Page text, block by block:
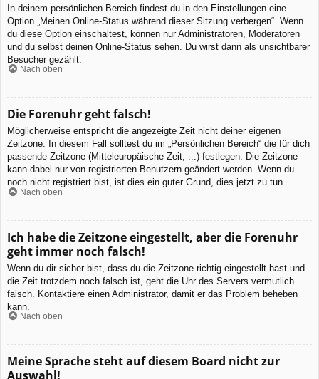
In deinem persönlichen Bereich findest du in den Einstellungen eine
Option „Meinen Online-Status während dieser Sitzung verbergen“. Wenn
du diese Option einschaltest, können nur Administratoren, Moderatoren
und du selbst deinen Online-Status sehen. Du wirst dann als unsichtbarer
Besucher gezählt.
Nach oben
Die Forenuhr geht falsch!
Möglicherweise entspricht die angezeigte Zeit nicht deiner eigenen
Zeitzone. In diesem Fall solltest du im „Persönlichen Bereich“ die für dich
passende Zeitzone (Mitteleuropäische Zeit, ...) festlegen. Die Zeitzone
kann dabei nur von registrierten Benutzern geändert werden. Wenn du
noch nicht registriert bist, ist dies ein guter Grund, dies jetzt zu tun.
Nach oben
Ich habe die Zeitzone eingestellt, aber die Forenuhr
geht immer noch falsch!
Wenn du dir sicher bist, dass du die Zeitzone richtig eingestellt hast und
die Zeit trotzdem noch falsch ist, geht die Uhr des Servers vermutlich
falsch. Kontaktiere einen Administrator, damit er das Problem beheben
kann.
Nach oben
Meine Sprache steht auf diesem Board nicht zur
Auswahl!